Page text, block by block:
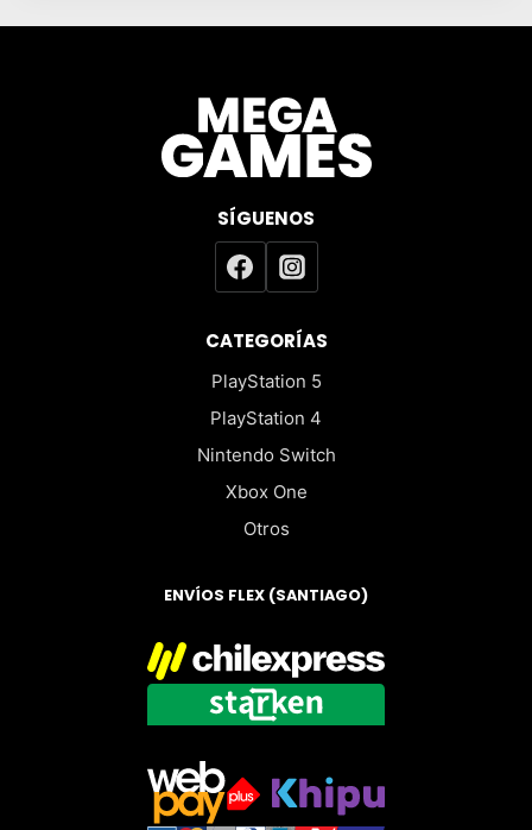
SÍGUENOS
CATEGORÍAS
PlayStation 5
PlayStation 4
Nintendo Switch
Xbox One
Otros
ENVÍOS FLEX (SANTIAGO)